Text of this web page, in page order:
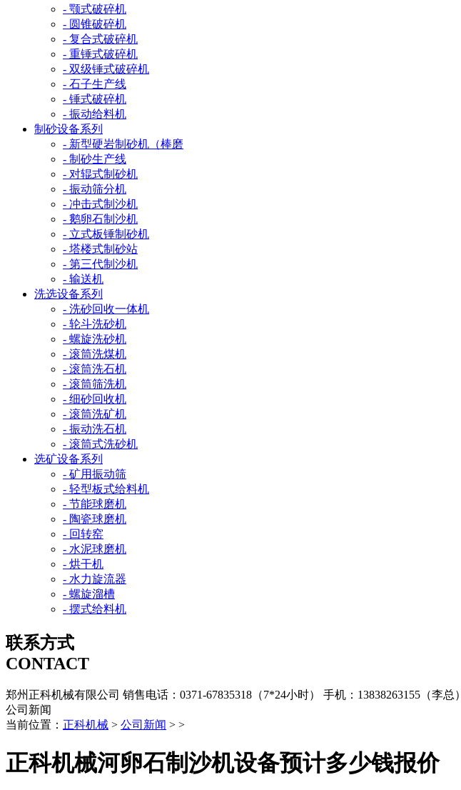
- 颚式破碎机
- 圆锥破碎机
- 复合式破碎机
- 重锤式破碎机
- 双级锤式破碎机
- 石子生产线
- 锤式破碎机
- 振动给料机
制砂设备系列
- 新型硬岩制砂机（棒磨
- 制砂生产线
- 对辊式制砂机
- 振动筛分机
- 冲击式制沙机
- 鹅卵石制沙机
- 立式板锤制砂机
- 塔楼式制砂站
- 第三代制沙机
- 输送机
洗选设备系列
- 洗砂回收一体机
- 轮斗洗砂机
- 螺旋洗砂机
- 滚筒洗煤机
- 滚筒洗石机
- 滚筒筛洗机
- 细砂回收机
- 滚筒洗矿机
- 振动洗石机
- 滚筒式洗砂机
选矿设备系列
- 矿用振动筛
- 轻型板式给料机
- 节能球磨机
- 陶瓷球磨机
- 回转窑
- 水泥球磨机
- 烘干机
- 水力旋流器
- 螺旋溜槽
- 摆式给料机
联系方式
CONTACT
郑州正科机械有限公司 销售电话：0371-67835318（7*24小时） 手机：13838263155（李总）
公司新闻
当前位置： 正科机械 > 公司新闻 > >
正科机械河卵石制沙机设备预计多少钱报价